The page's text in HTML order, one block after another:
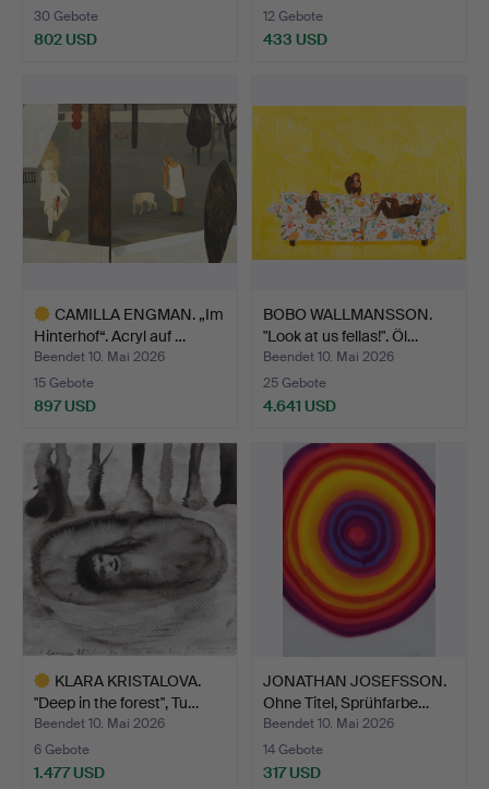
30 Gebote
802 USD
12 Gebote
433 USD
CAMILLA ENGMAN. „Im
Hinterhof“. Acryl auf …
Beendet 10. Mai 2026
15 Gebote
897 USD
Objekt
BOBO WALLMANSSON.
"Look at us fellas!". Öl…
Beendet 10. Mai 2026
25 Gebote
4.641 USD
KLARA KRISTALOVA.
"Deep in the forest", Tu…
Beendet 10. Mai 2026
6 Gebote
1.477 USD
JONATHAN JOSEFSSON.
Ohne Titel, Sprühfarbe…
Beendet 10. Mai 2026
14 Gebote
317 USD